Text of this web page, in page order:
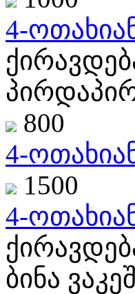
4-
800
4-
1500
4-
ბინა